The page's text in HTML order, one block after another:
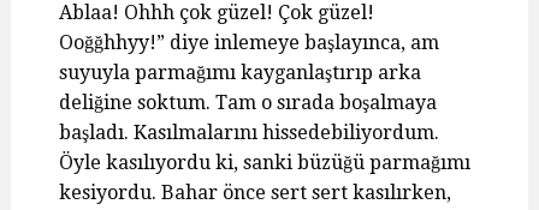
Ablaa! Ohhh çok güzel! Çok güzel!
Ooğğhhyy!” diye inlemeye başlayınca, am
suyuyla parmağımı kayganlaştırıp arka
deliğine soktum. Tam o sırada boşalmaya
başladı. Kasılmalarını hissedebiliyordum.
Öyle kasılıyordu ki, sanki büzüğü parmağımı
kesiyordu. Bahar önce sert sert kasılırken,